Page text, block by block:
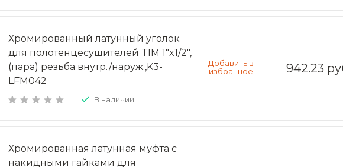
Хромированный латунный уголок
для полотенцесушителей TIM 1"x1/2",
(пара) резьба внутр./наруж.,K3-
LFM042
В наличии
942.23
Хромированная латунная муфта с
накидными гайками для